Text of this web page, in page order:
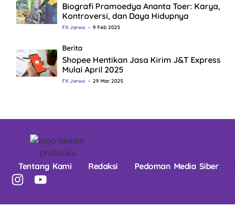
Biografi Pramoedya Ananta Toer: Karya,
Kontroversi, dan Daya Hidupnya
FX Jarwo 9 Feb 2025
Berita
Shopee Hentikan Jasa Kirim J&T Express
Mulai April 2025
FX Jarwo 29 Mar 2025
Tentang Kami Redaksi Pedoman Media Siber